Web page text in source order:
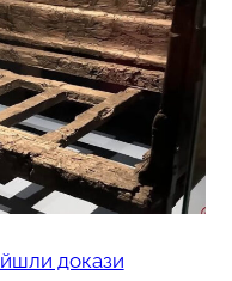
докази